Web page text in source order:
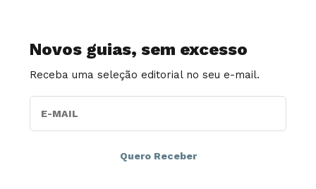
Novos guias, sem excesso
Receba uma seleção editorial no seu e-mail.